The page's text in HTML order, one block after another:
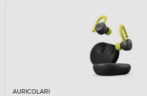
AURICOLARI